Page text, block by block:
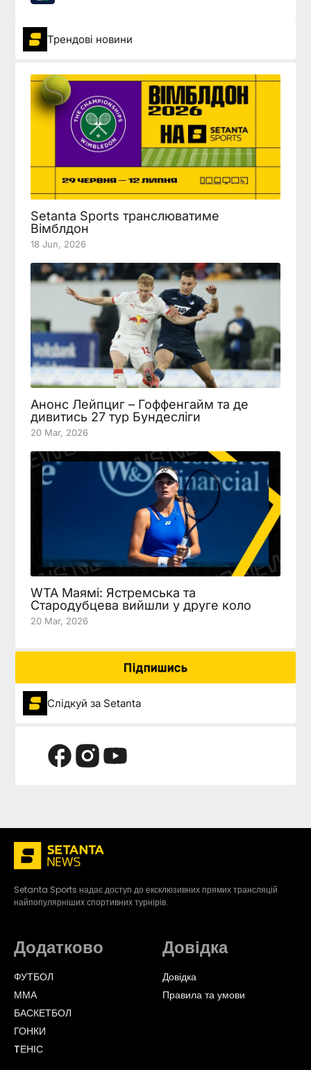
Трендові новини
Setanta Sports транслюватиме
Вімблдон
18 Jun, 2026
Анонс Лейпциг – Гоффенгайм та де
дивитись 27 тур Бундесліги
20 Mar, 2026
WTA Маямі: Ястремська та
Стародубцева вийшли у друге коло
20 Mar, 2026
Підпишись
Слідкуй за Setanta
Setanta Sports надає доступ до ексклюзивних прямих трансляцій
найпопулярніших спортивних турнірів.
Додатково
ФУТБОЛ
ММА
БАСКЕТБОЛ
ГОНКИ
TЕНІС
Довідка
Довідка
Правила та умови